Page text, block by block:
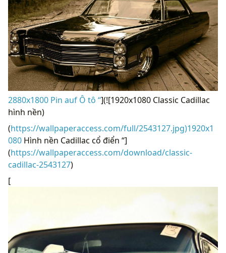
2880x1800 Pin auf Ô tô “](![1920x1080 Classic Cadillac
hình nền)
(https://wallpaperaccess.com/full/2543127.jpg)1920x1
080 Hình nền Cadillac cổ điển “]
(https://wallpaperaccess.com/download/classic-
cadillac-2543127)
[